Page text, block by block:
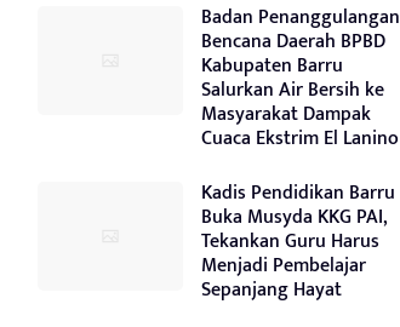
Badan Penanggulangan
Bencana Daerah BPBD
Kabupaten Barru
Salurkan Air Bersih ke
Masyarakat Dampak
Cuaca Ekstrim El Lanino
Kadis Pendidikan Barru
Buka Musyda KKG PAI,
Tekankan Guru Harus
Menjadi Pembelajar
Sepanjang Hayat